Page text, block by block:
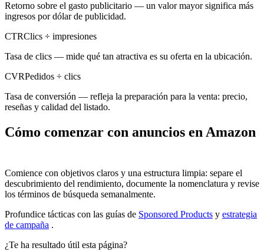
Retorno sobre el gasto publicitario — un valor mayor significa más
ingresos por dólar de publicidad.
CTRClics ÷ impresiones
Tasa de clics — mide qué tan atractiva es su oferta en la ubicación.
CVRPedidos ÷ clics
Tasa de conversión — refleja la preparación para la venta: precio,
reseñas y calidad del listado.
Cómo comenzar con anuncios en Amazon
Comience con objetivos claros y una estructura limpia: separe el
descubrimiento del rendimiento, documente la nomenclatura y revise
los términos de búsqueda semanalmente.
Profundice tácticas con las guías de Sponsored Products y estrategia
de campaña .
¿Te ha resultado útil esta página?